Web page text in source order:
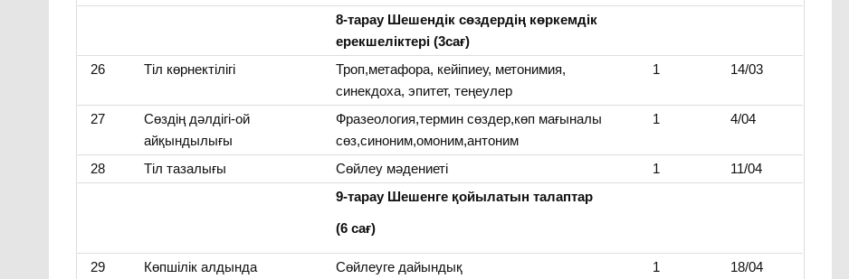
8-тарау Шешендік сөздердің көркемдік
ерекшеліктері (3сағ)
26
Тіл көрнектілігі
Троп,метафора, кейіпиеу, метонимия,
синекдоха, эпитет, теңеулер
1 14/03
27
Сөздің дәлдігі-ой
айқындылығы
Фразеология,термин сөздер,көп мағыналы
сөз,синоним,омоним,антоним
1 4/04
28 Тіл тазалығы Сөйлеу мәдениеті 1
11/04
9-тарау Шешенге қойылатын талаптар
(6 сағ)
29
Көпшілік алдында
Сөйлеуге дайындық 1 18/04